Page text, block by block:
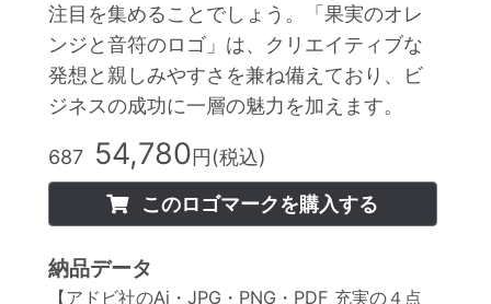
注目を集めることでしょう。「果実のオレ
ンジと音符のロゴ」は、クリエイティブな
発想と親しみやすさを兼ね備えており、ビ
ジネスの成功に一層の魅力を加えます。
687 54,780円(税込)
このロゴマークを購入する
納品データ
【アドビ社のAi・JPG・PNG・PDF 充実の４点